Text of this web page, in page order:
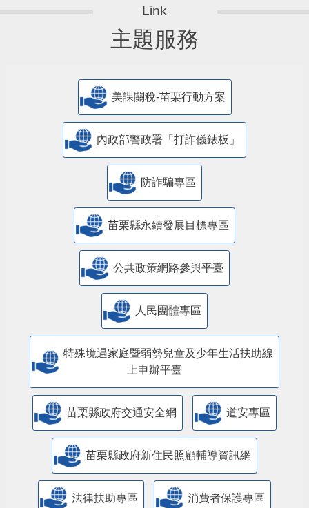
主題服務
美課關稅-苗栗行動方案
內政部警政署「打詐儀錶板」
防詐騙專區
苗栗縣永續發展目標專區
公共政策網路參與平臺
人民團體專區
特殊境遇家庭暨弱勢兒童及少年生活扶助線
上申辦平臺
苗栗縣政府交通安全網 道安專區
苗栗縣政府新住民照顧輔導資訊網
法律扶助專區 消費者保護專區